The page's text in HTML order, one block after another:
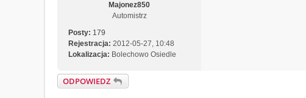
Majonez850
Automistrz
Posty: 179
Rejestracja: 2012-05-27, 10:48
Lokalizacja: Bolechowo Osiedle
ODPOWIEDZ